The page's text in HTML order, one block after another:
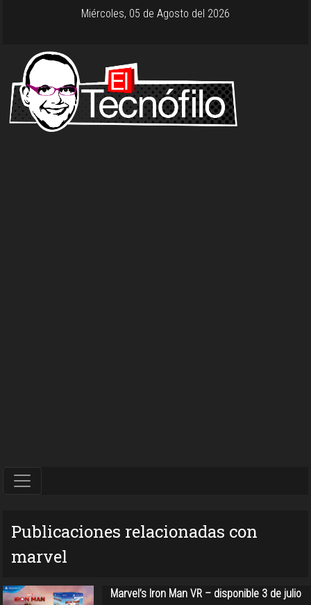
Miércoles, 05 de Agosto del 2026
Publicaciones relacionadas con
marvel
Marvel’s Iron Man VR – disponible 3 de julio